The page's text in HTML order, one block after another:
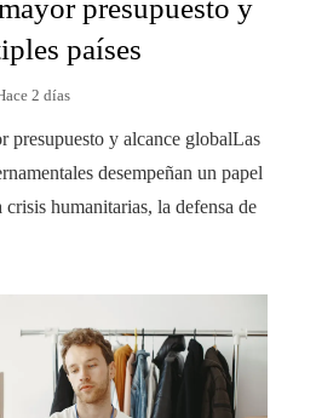
presupuesto y
países
2 días
presupuesto y alcance globalLas
desempeñan un papel
crisis humanitarias, la defensa de